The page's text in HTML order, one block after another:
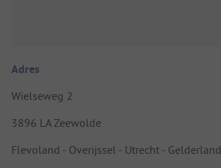
Adres
Wielseweg 2
3896 LA Zeewolde
Flevoland - Overijssel - Utrecht - Gelderland